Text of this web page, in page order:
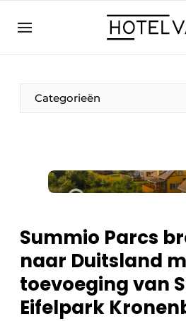
EN
BE
EN
FR
Categorieën
Hoteltech
Personeel & Opleiding
Wellness & Comfort
Summio Parcs
naar Duitsland
toevoeging van
Eifelpark